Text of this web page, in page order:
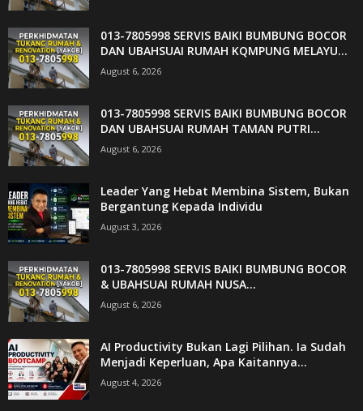
013-7805998 SERVIS BAIKI BUMBUNG BOCOR
DAN UBAHSUAI RUMAH KQMPUNG MELAYU...
August 6, 2026
013-7805998 SERVIS BAIKI BUMBUNG BOCOR
DAN UBAHSUAI RUMAH TAMAN PUTRI...
August 6, 2026
Leader Yang Hebat Membina Sistem, Bukan
Bergantung Kepada Individu
August 3, 2026
013-7805998 SERVIS BAIKI BUMBUNG BOCOR
& UBAHSUAI RUMAH NUSA...
August 6, 2026
AI Productivity Bukan Lagi Pilihan. Ia Sudah
Menjadi Keperluan, Apa Kaitannya...
August 4, 2026